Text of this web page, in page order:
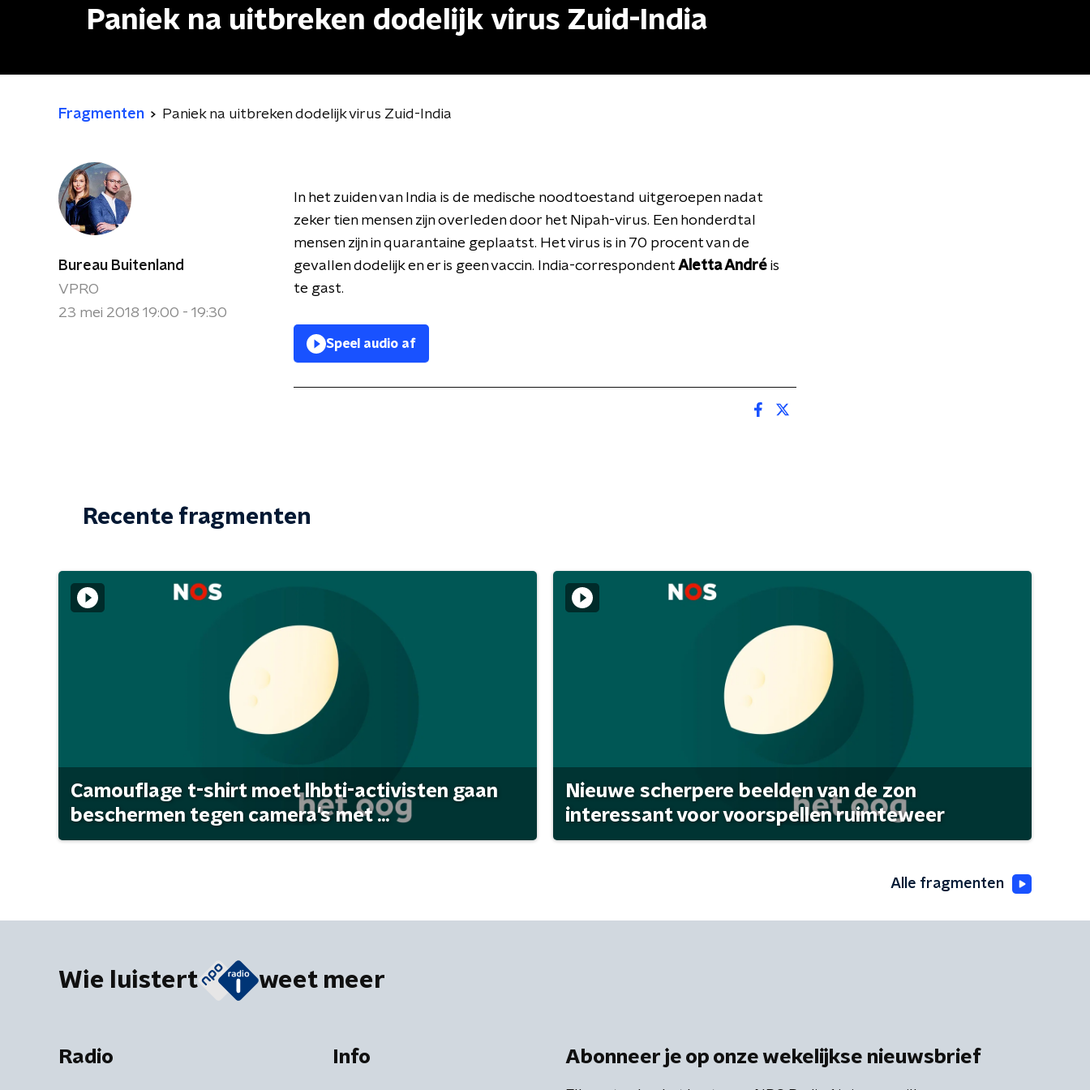
Paniek na uitbreken dodelijk virus Zuid-India
Fragmenten Paniek na uitbreken dodelijk virus Zuid-India
Bureau Buitenland
VPRO
23 mei 2018 19:00 - 19:30
In het zuiden van India is de medische noodtoestand uitgeroepen nadat
zeker tien mensen zijn overleden door het Nipah-virus. Een honderdtal
mensen zijn in quarantaine geplaatst. Het virus is in 70 procent van de
gevallen dodelijk en er is geen vaccin. India-correspondent Aletta André is
te gast.
Speel audio af
Recente fragmenten
Camouflage t-shirt moet lhbti-activisten gaan
beschermen tegen camera's met ...
Nieuwe scherpere beelden van de zon
interessant voor voorspellen ruimteweer
Alle fragmenten
Wie luistert weet meer
Radio Info Abonneer je op onze wekelijkse nieuwsbrief